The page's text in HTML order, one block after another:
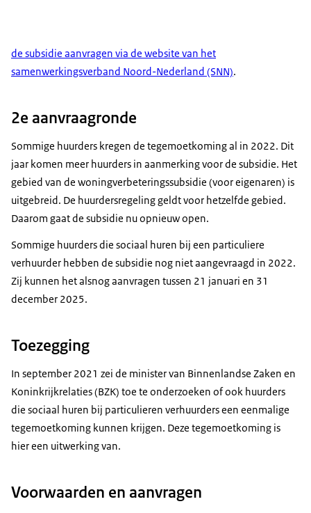
de subsidie aanvragen via de website van het
samenwerkingsverband Noord-Nederland (SNN).
2e aanvraagronde
Sommige huurders kregen de tegemoetkoming al in 2022. Dit
jaar komen meer huurders in aanmerking voor de subsidie. Het
gebied van de woningverbeteringssubsidie (voor eigenaren) is
uitgebreid. De huurdersregeling geldt voor hetzelfde gebied.
Daarom gaat de subsidie nu opnieuw open.
Sommige huurders die sociaal huren bij een particuliere
verhuurder hebben de subsidie nog niet aangevraagd in 2022.
Zij kunnen het alsnog aanvragen tussen 21 januari en 31
december 2025.
Toezegging
In september 2021 zei de minister van Binnenlandse Zaken en
Koninkrijkrelaties (BZK) toe te onderzoeken of ook huurders
die sociaal huren bij particulieren verhuurders een eenmalige
tegemoetkoming kunnen krijgen. Deze tegemoetkoming is
hier een uitwerking van.
Voorwaarden en aanvragen